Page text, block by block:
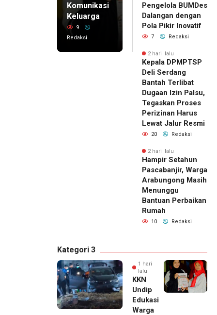
Komunikasi
Keluarga
9
Redaksi
Pengelola BUMDes
Dalangan dengan
Pola Pikir Inovatif
7 Redaksi
2 hari lalu
Kepala DPMPTSP
Deli Serdang
Bantah Terlibat
Dugaan Izin Palsu,
Tegaskan Proses
Perizinan Harus
Lewat Jalur Resmi
20 Redaksi
2 hari lalu
Hampir Setahun
Pascabanjir, Warga
Arabungong Masih
Menunggu
Bantuan Perbaikan
Rumah
10 Redaksi
Kategori 3
1 hari
lalu
KKN
Undip
Edukasi
Warga